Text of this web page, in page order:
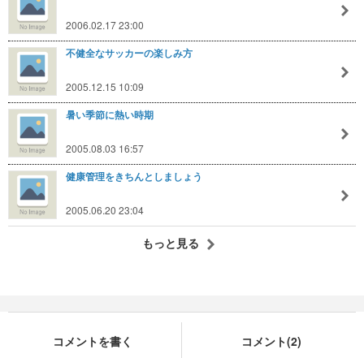
2006.02.17 23:00
不健全なサッカーの楽しみ方
2005.12.15 10:09
暑い季節に熱い時期
2005.08.03 16:57
健康管理をきちんとしましょう
2005.06.20 23:04
もっと見る
コメントを書く コメント(2)